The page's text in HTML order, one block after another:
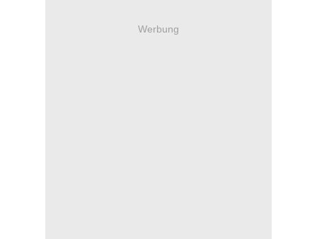
Werbung